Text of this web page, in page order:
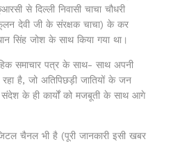
से दिल्ली निवासी चाचा चौधरी
देवी जी के संरक्षक चाचा) के कर
सिंह जोश के साथ किया गया था।
समाचार पत्र के साथ- साथ अपनी
है, जो अतिपिछड़ी जातियों के जन
के ही कार्यों को मजबूती के साथ आगे
चैनल भी है (पूरी जानकारी इसी खबर